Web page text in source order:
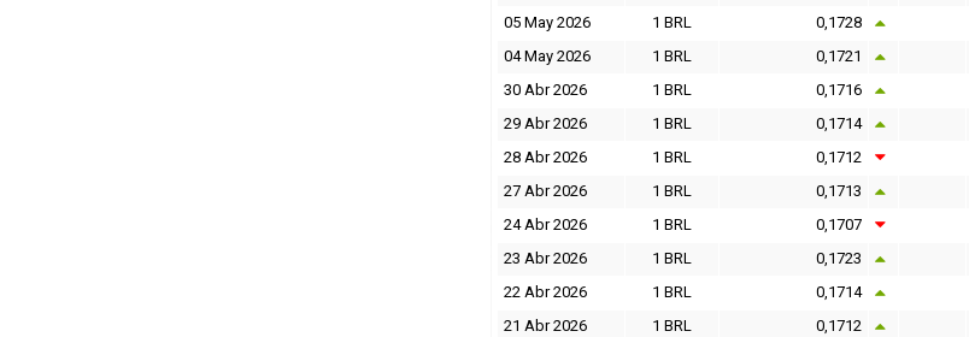
05 May 2026
1 BRL 0,1728
04 May 2026
1 BRL 0,1721
30 Abr 2026
1 BRL 0,1716
29 Abr 2026
1 BRL 0,1714
28 Abr 2026
1 BRL 0,1712
27 Abr 2026
1 BRL 0,1713
24 Abr 2026
1 BRL 0,1707
23 Abr 2026
1 BRL 0,1723
22 Abr 2026
1 BRL 0,1714
21 Abr 2026
1 BRL 0,1712